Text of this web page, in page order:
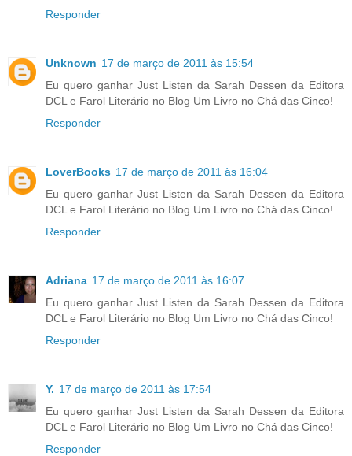
Responder
Unknown 17 de março de 2011 às 15:54
Eu quero ganhar Just Listen da Sarah Dessen da Editora
DCL e Farol Literário no Blog Um Livro no Chá das Cinco!
Responder
LoverBooks 17 de março de 2011 às 16:04
Eu quero ganhar Just Listen da Sarah Dessen da Editora
DCL e Farol Literário no Blog Um Livro no Chá das Cinco!
Responder
Adriana 17 de março de 2011 às 16:07
Eu quero ganhar Just Listen da Sarah Dessen da Editora
DCL e Farol Literário no Blog Um Livro no Chá das Cinco!
Responder
Y. 17 de março de 2011 às 17:54
Eu quero ganhar Just Listen da Sarah Dessen da Editora
DCL e Farol Literário no Blog Um Livro no Chá das Cinco!
Responder